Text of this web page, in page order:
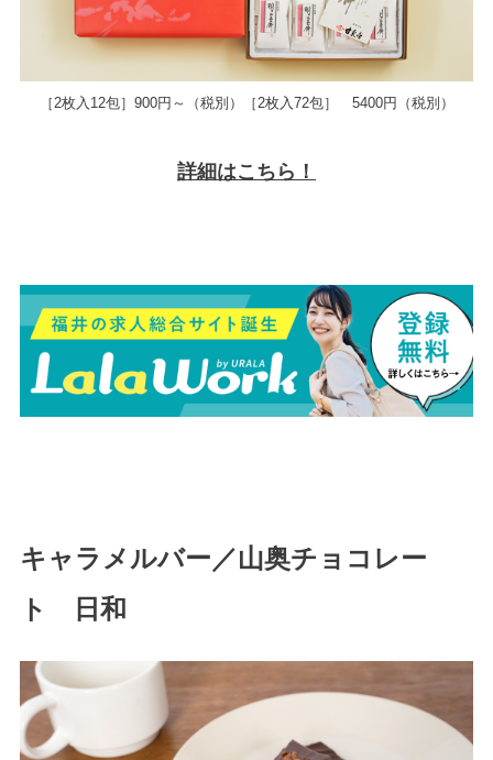
［2枚入12包］900円～（税別）［2枚入72包］ 5400円（税別）
詳細はこちら！
キャラメルバー／山奥チョコレー
ト 日和